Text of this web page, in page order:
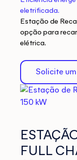
eletrificada.
Estação de
opção para
elétrica.
Solicite
FULL